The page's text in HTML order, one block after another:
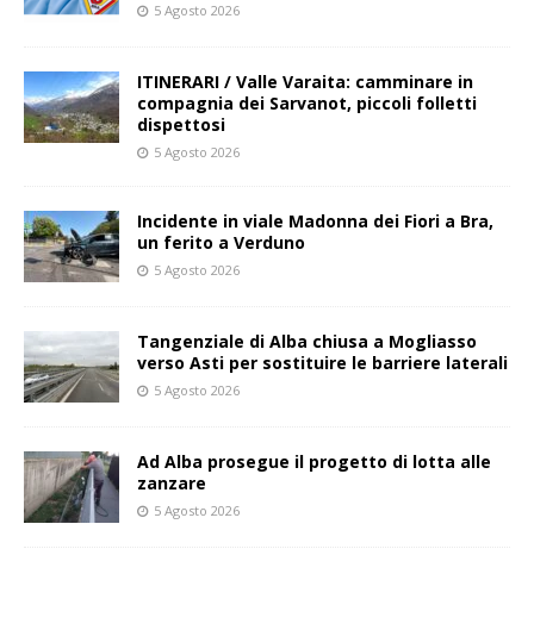
5 Agosto 2026
ITINERARI / Valle Varaita: camminare in
compagnia dei Sarvanot, piccoli folletti
dispettosi
5 Agosto 2026
Incidente in viale Madonna dei Fiori a Bra,
un ferito a Verduno
5 Agosto 2026
Tangenziale di Alba chiusa a Mogliasso
verso Asti per sostituire le barriere laterali
5 Agosto 2026
Ad Alba prosegue il progetto di lotta alle
zanzare
5 Agosto 2026